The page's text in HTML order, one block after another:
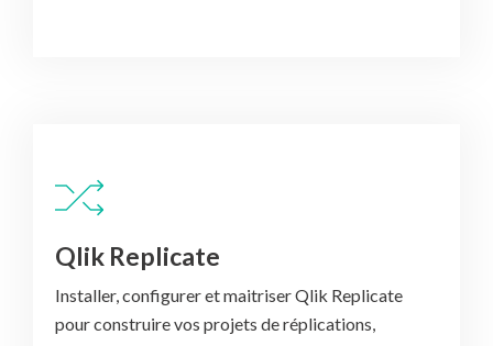
Qlik Replicate
Installer, configurer et maitriser Qlik Replicate
pour construire vos projets de réplications,